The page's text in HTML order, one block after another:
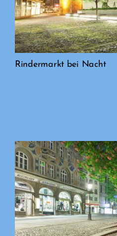
Rindermarkt bei Nacht